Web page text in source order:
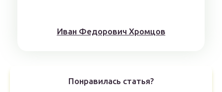
Иван Федорович Хромцов
Понравилась статья?